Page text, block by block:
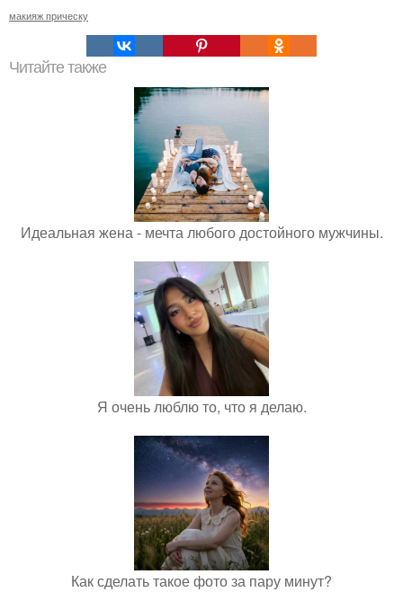
макияж прическу
Читайте также
Идеальная жена - мечта любого достойного мужчины.
Я очень люблю то, что я делаю.
Как сделать такое фото за пару минут?